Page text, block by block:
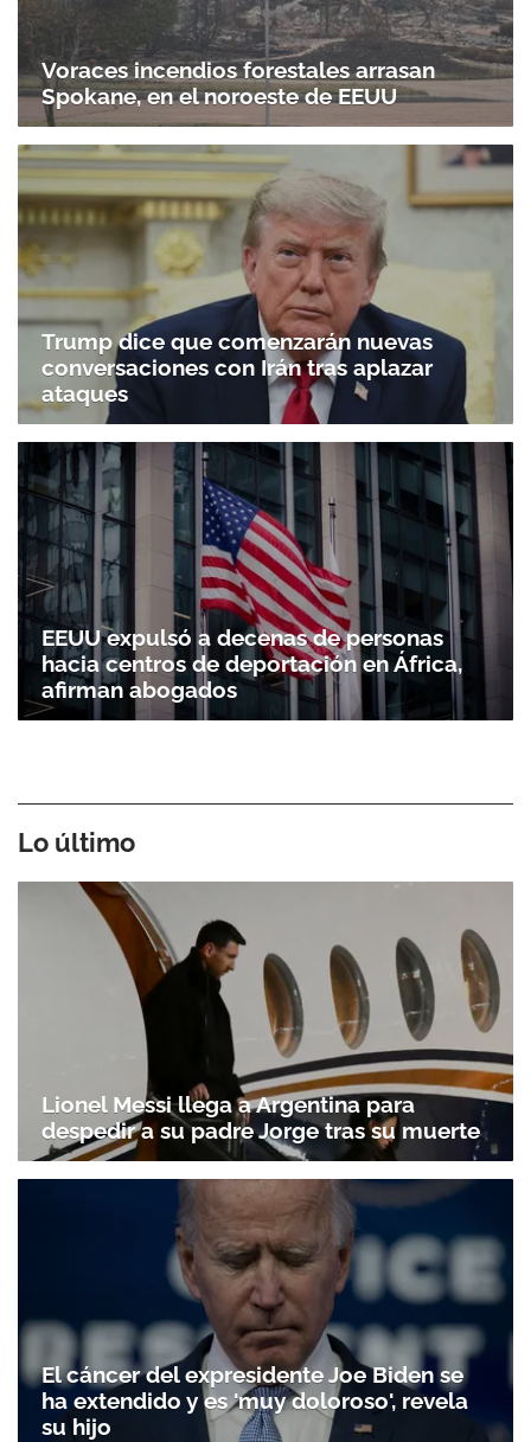
Voraces incendios forestales arrasan
Spokane, en el noroeste de EEUU
Trump dice que comenzarán nuevas
conversaciones con Irán tras aplazar
ataques
EEUU expulsó a decenas de personas
hacia centros de deportación en África,
afirman abogados
Lo último
Lionel Messi llega a Argentina para
despedir a su padre Jorge tras su muerte
El cáncer del expresidente Joe Biden se
ha extendido y es 'muy doloroso', revela
su hijo